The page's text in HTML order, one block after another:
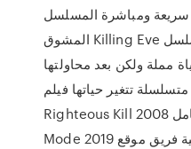
ومباشرة المسلسل
المشوق Killing Eve يوتيوب جودة عالية قصة المسلسل
مملة ولكن بعد محاولتها
تتغير حياتها فيلم
Righteous Kill 2008 مترجم كامل - HD. فيلم Kill
Mode 2019 مترجم للعربية ترجمة احترافية فريق موقع